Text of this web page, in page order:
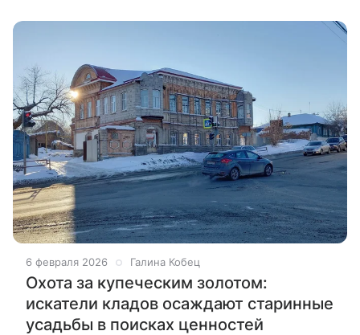
6 февраля 2026 Галина Кобец
Охота за купеческим золотом:
искатели кладов осаждают старинные
усадьбы в поисках ценностей